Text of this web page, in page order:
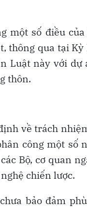
một số điều
thông qua tại
Luật này với
thôn.
về trách
công một số
Bộ, cơ quan
chiến lược.
bảo đảm